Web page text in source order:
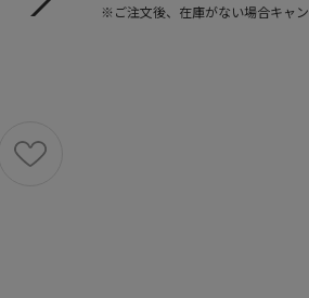
※ご注文後、在庫がない場合キャ